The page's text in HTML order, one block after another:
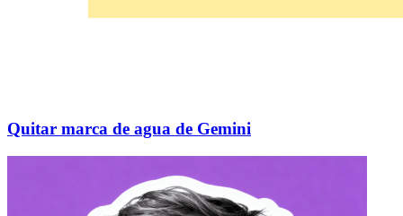
Quitar marca de agua de Gemini